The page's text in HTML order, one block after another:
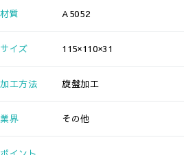
材質 A5052
サイズ 115×110×31
加工方法 旋盤加工
業界 その他